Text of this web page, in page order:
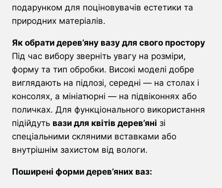
подарунком для поціновувачів естетики та
природних матеріалів.
Як обрати дерев’яну вазу для свого простору
Під час вибору зверніть увагу на розміри,
форму та тип обробки. Високі моделі добре
виглядають на підлозі, середні — на столах і
консолях, а мініатюрні — на підвіконнях або
поличках. Для функціонального використання
підійдуть вази для квітів дерев’яні зі
спеціальними скляними вставками або
внутрішнім захистом від вологи.
Поширені форми дерев’яних ваз: